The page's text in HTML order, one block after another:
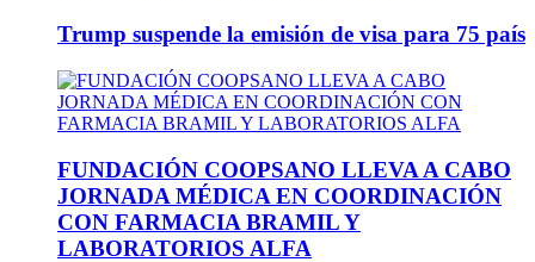
Trump suspende la emisión de visa para 75 país
FUNDACIÓN COOPSANO LLEVA A CABO
JORNADA MÉDICA EN COORDINACIÓN
CON FARMACIA BRAMIL Y
LABORATORIOS ALFA